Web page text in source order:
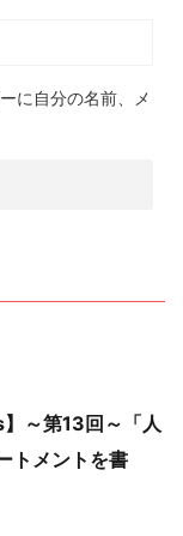
に自分の名前、メ
～第13回～「人
トメントを書